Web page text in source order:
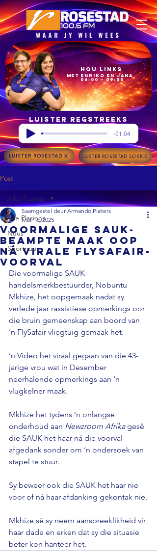
06:00 – 09:00
met Enriko en Jana
Hou Links
Luister regstreeks
-01:04
LUISTER ROSESTAD X LUISTER ROSESTAD SOKKIE
Post
Alle Plasings
Nuus
Sportnuus
Alle Plasings
Voormalige SAUK-
beampte maak oop
ná virale FlySafair-
voorval
Saamgestel deur Armando Pieters
Mar 16, 2025
Die voormalige SAUK-
handelsmerkbestuurder, Nobuntu
Mkhize, het oopgemaak nadat sy
verlede jaar rassistiese opmerkings oor
die bruin gemeenskap aan boord van
‘n FlySafair-vliegtuig gemaak het.
‘n Video het viraal gegaan van die 43-
jarige vrou wat in Desember
neerhalende opmerkings aan ‘n
vlugkelner maak.
Mkhize het tydens ‘n onlangse
onderhoud aan Newzroom Afrika gesê
die SAUK het haar ná die voorval
afgedank sonder om ‘n ondersoek van
stapel te stuur.
Sy beweer ook die SAUK het haar nie
voor of ná haar afdanking gekontak nie.
Mkhize sê sy neem aanspreeklikheid vir
haar dade en erken dat sy die situasie
beter kon hanteer het.